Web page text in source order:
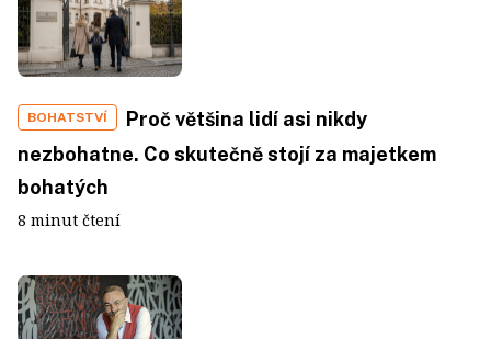
BOHATSTVÍ
Proč většina lidí asi nikdy
nezbohatne. Co skutečně stojí za majetkem
bohatých
8 minut čtení